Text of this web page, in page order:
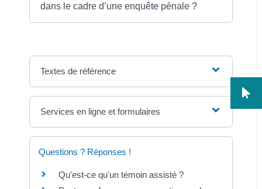
dans le cadre d’une enquête pénale ?
Textes de référence
Services en ligne et formulaires
Questions ? Réponses !
Qu'est-ce qu'un témoin assisté ?